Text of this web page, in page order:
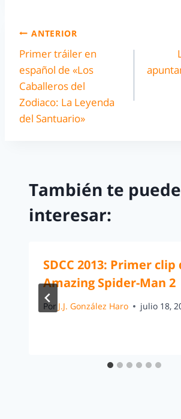
ANTERIOR
Primer tráiler en
español de «Los
Caballeros del
Zodiaco: La Leyenda
del Santuario»
También te puede
interesar:
SDCC 2013: Primer clip
Amazing Spider-Man 2
Por J.J. González Haro julio 18,